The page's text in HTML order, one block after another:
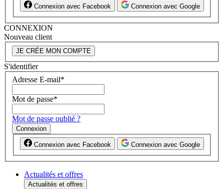
Connexion avec Facebook Connexion avec Google
CONNEXION
Nouveau client
JE CRÉE MON COMPTE
S'identifier
Adresse E-mail*
Mot de passe*
Mot de passe oublié ?
Connexion
Connexion avec Facebook Connexion avec Google
Actualités et offres
Actualités et offres